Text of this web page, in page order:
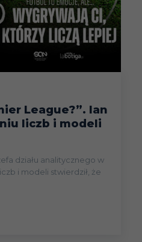
League?”. Ian
liczb i modeli
działu analitycznego w
i modeli stwierdził, że